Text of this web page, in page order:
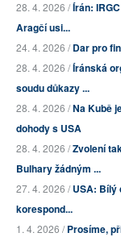
28. 4. 2026 /Írán:
Aragčí usi...
24. 4. 2026 /Dar pro
28. 4. 2026 /Íránská
soudu důkazy ...
28. 4. 2026 /Na Kubě
dohody s USA
28. 4. 2026 /Zvolení
Bulhary žádným ...
27. 4. 2026 /USA: Bílý
korespond...
1. 4. 2026 /Prosíme,